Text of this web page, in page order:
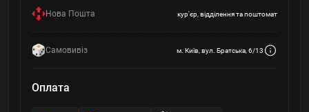
Нова Пошта кур'єр, відділення та поштомат
Самовивіз м. Київ, вул. Братська, 6/13
Оплата